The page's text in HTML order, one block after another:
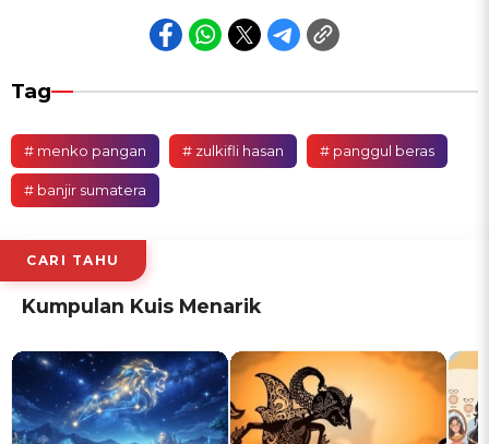
Tag
# menko pangan # zulkifli hasan # panggul beras
# banjir sumatera
CARI TAHU
Kumpulan Kuis Menarik